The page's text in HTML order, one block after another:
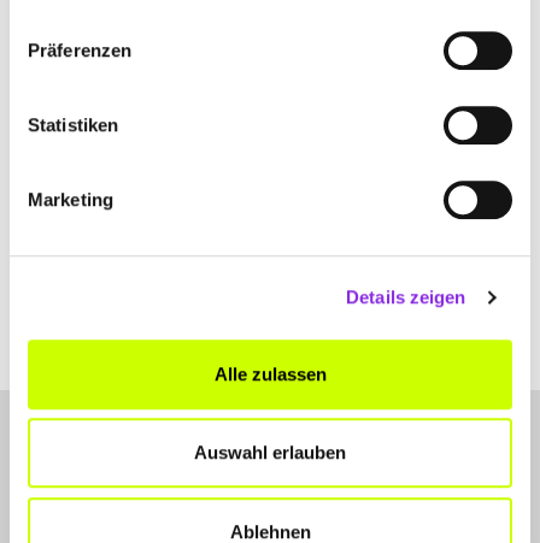
Präferenzen
Statistiken
Marketing
Details zeigen
Alle zulassen
Auswahl erlauben
Ablehnen
+4993418956585
www.top-hausverwaltung.de